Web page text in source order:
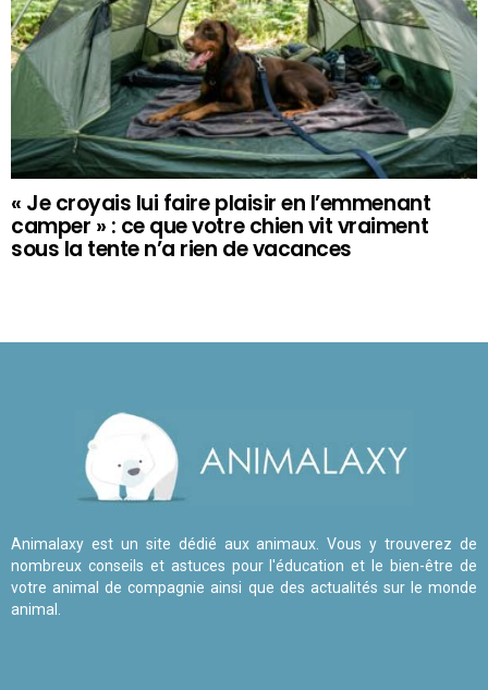
« Je croyais lui faire plaisir en l’emmenant
camper » : ce que votre chien vit vraiment
sous la tente n’a rien de vacances
Animalaxy est un site dédié aux animaux. Vous y trouverez de
nombreux conseils et astuces pour l'éducation et le bien-être de
votre animal de compagnie ainsi que des actualités sur le monde
animal.